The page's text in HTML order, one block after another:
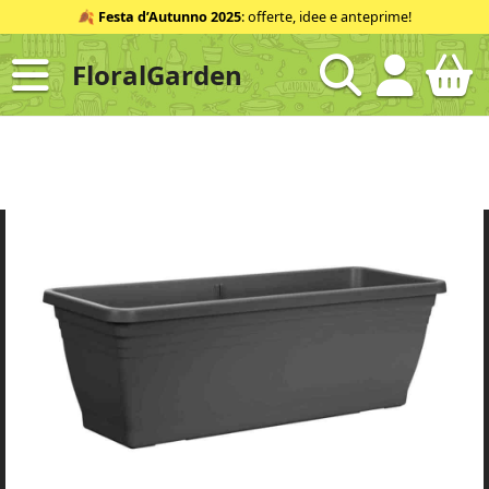
al
contenuto
ID
🍂 Festa d’Autunno 2025: offerte, idee e anteprime!
FloralGarden